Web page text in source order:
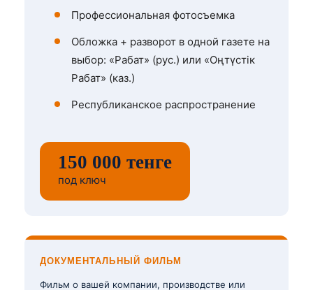
Профессиональная фотосъемка
Обложка + разворот в одной газете на
выбор: «Рабат» (рус.) или «Оңтүстік
Рабат» (каз.)
Республиканское распространение
150 000 тенге
под ключ
ДОКУМЕНТАЛЬНЫЙ ФИЛЬМ
Фильм о вашей компании, производстве или